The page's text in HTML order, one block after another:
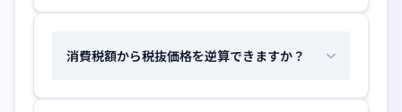
消費税額から税抜価格を逆算できますか？